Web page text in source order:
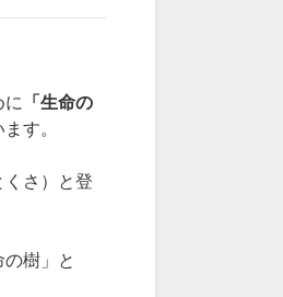
に 「生命の
す。
さ）と登
樹」と